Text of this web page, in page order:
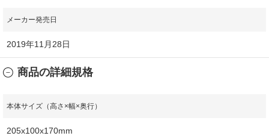
メーカー発売日
2019年11月28日
商品の詳細規格
本体サイズ（高さ×幅×奥行）
205x100x170mm